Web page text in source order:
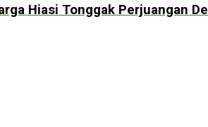
Hiasi Tonggak Perjuangan